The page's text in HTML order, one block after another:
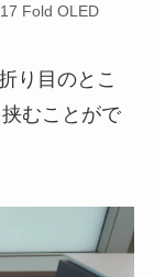
Fold OLED
り目のとこ
むことがで